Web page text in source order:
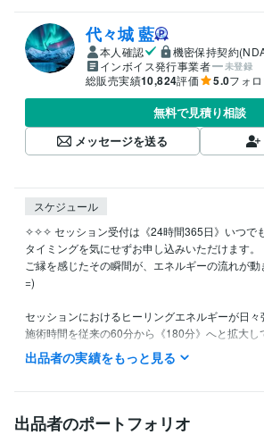
代々城 藍
本人確認
機密保持契約
インボイス発行事業者
未登録
総販売実績10,824評価 5.0フォ
無料で見積り相談
メッセージを送る
スケジュール
✧✧✧ セッション受付は《24時間365日》いつ
タイミングを気にせずお申し込みいただけます。
ご縁を感じたその瞬間が、エネルギーの流れが
=)
セッションにおけるヒーリングエネルギーが日々
施術時間を従来の60分から《180分》へと拡大し
よって、より深く→より広く、神々様の光をお届
＾）
いく《進化のセッション》をご提供しています。
魂の成長に応じたセッションをご用意しておりま
出品者の実績をもっと見る
出品者のポートフォリオ